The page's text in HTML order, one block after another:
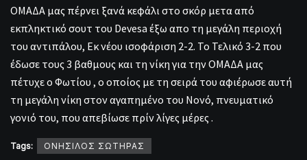
ΟΜΑΔΑ μας πέρνει ξανά κεφάλι στο σκόρ μετα από
εκπληκτικό σουτ του Devesa έξω απο τη μεγάλη περιοχή
του αντιπάλου, Εκ νέου ισοφάριση 2-2. Το Τελικό 3-2 που
έδωσε τους 3 βαθμους και τη νίκη για την ΟΜΑΔΑ μας
πέτυχε ο Φωτίου , ο οποίος με τη σειρά του αφιέρωσε αυτή
τη μεγάλη νίκη στον αγαπημένο του Νονό, πνευματικό
γονιό του, που απεβίωσε πρίν λίγες μέρες .
Tags: ΟΝΗΣΙΛΟΣ ΣΩΤΗΡΑΣ